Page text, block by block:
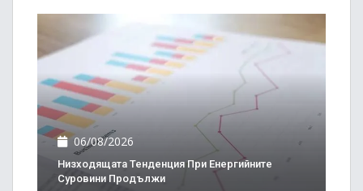
06/08/2026
Низходящата Тенденция При Енергийните
Суровини Продължи